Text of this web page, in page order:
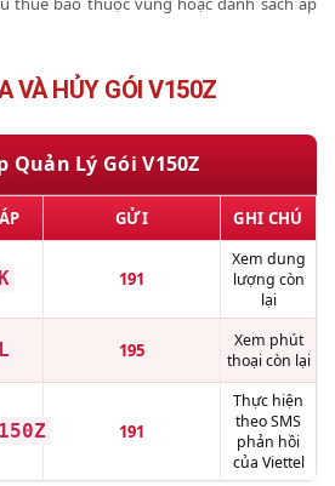
VÀ HỦY GÓI V150Z
Quản Lý Gói V150Z
GỬI GHI CHÚ
191
Xem dung
lượng còn
lại
195
Xem phút
thoại còn lại
191
Thực hiện
theo SMS
phản hồi
của Viettel